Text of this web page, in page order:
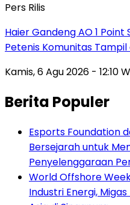
Pers Rilis
Haier Gandeng AO 1
Petenis Komunitas
Kamis, 6 Agu 2026 - 12:10
Berita Populer
Esports Foundation
Bersejarah untuk
Penyelenggaraan
World Offshore
Industri Energi,